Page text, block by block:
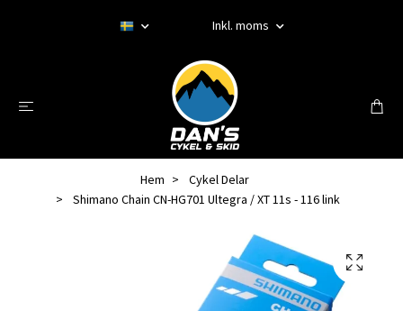
Inkl. moms
Hem
Cykel Delar
Shimano Chain CN-HG701 Ultegra / XT 11s - 116 link